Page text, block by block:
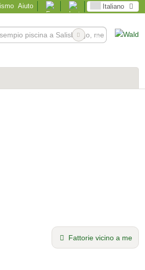
Aiuto Italiano
Fattorie vicino a me